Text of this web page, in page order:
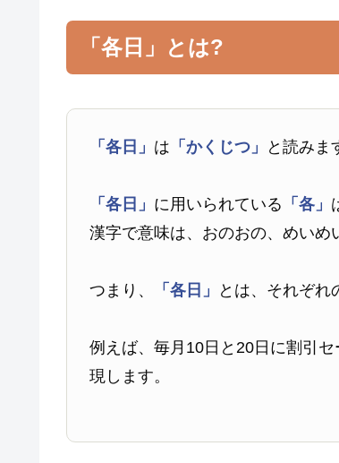
「各日」とは?
「各日」 は 「かくじつ」 と読みま
「各日」 に用いられている 「各」
漢字で意味は、おのおの、めいめ
つまり、 「各日」 とは、それぞれ
例えば、毎月10日と20日に割引セ
現します。